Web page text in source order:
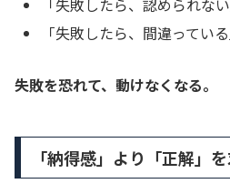
「失敗したら、認められない
「失敗したら、間違っている
失敗を恐れて、動けなくなる。
「納得感」より「正解」